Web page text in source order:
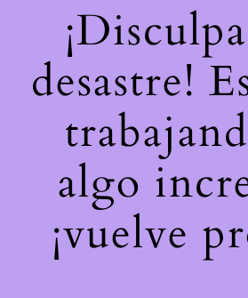
desastre!
algo
¡vuelve